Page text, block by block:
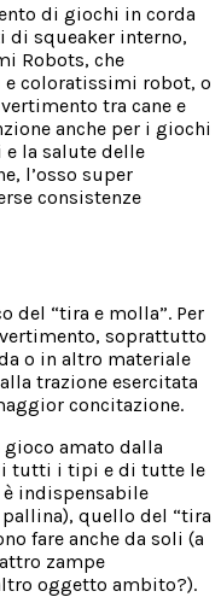
di giochi in corda
squeaker interno,
Robots, che
coloratissimi robot, o
tra cane e
anche per i giochi
la salute delle
l’osso super
consistenze
del “tira e molla”. Per
soprattutto
o in altro materiale
trazione esercitata
concitazione.
amato dalla
tutti i tipi e di tutte le
indispensabile
quello del “tira
fare anche da soli (a
zampe
oggetto ambito?).